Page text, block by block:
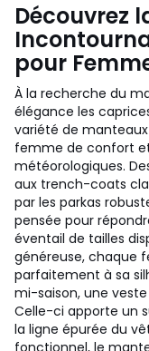
Découvrez
pour
À la recherche du
élégance les
variété de
femme de confort
météorologiques.
aux trench-coats
par les parkas
pensée pour
éventail de tailles
généreuse, chaque
parfaitement à sa
mi-saison, une
Celle-ci apporte un
la ligne épurée du
fonctionnel, le